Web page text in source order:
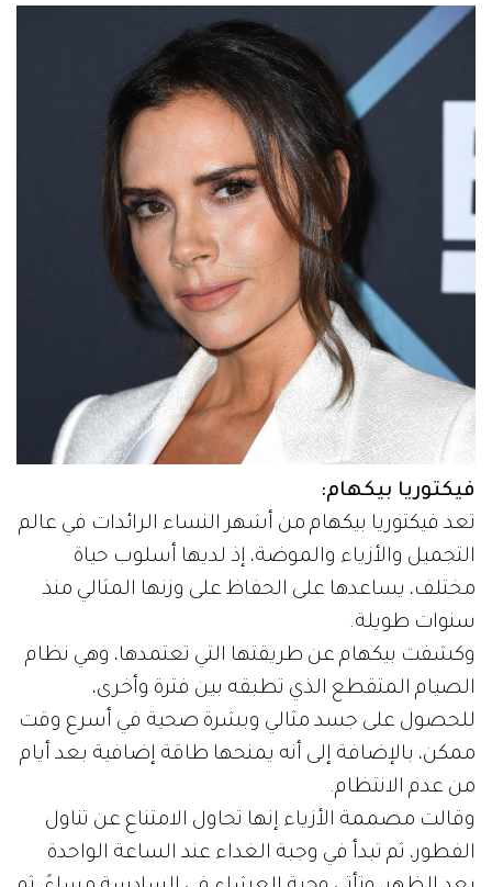
فيكتوريا بيكهام:
تعد فيكتوريا بيكهام من أشهر النساء الرائدات في عالم
التجميل والأزياء والموضة، إذ لديها أسلوب حياة
مختلف، يساعدها على الحفاظ على وزنها المثالي منذ
سنوات طويلة.
وكشفت بيكهام عن طريقتها التي تعتمدها، وهي نظام
الصيام المتقطع الذي تطبقه بين فترة وأخرى،
للحصول على جسد مثالي وبشرة صحية في أسرع وقت
ممكن، بالإضافة إلى أنه يمنحها طاقة إضافية بعد أيام
من عدم الانتظام.
وقالت مصممة الأزياء إنها تحاول الامتناع عن تناول
الفطور، ثم تبدأ في وجبة الغداء عند الساعة الواحدة